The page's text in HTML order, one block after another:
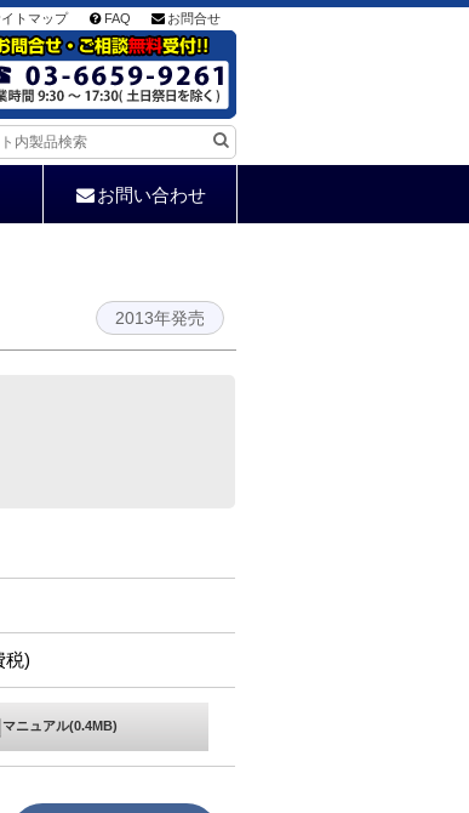
トマップ FAQ お問合せ
お問い合わせ
2013年発売
税)
マニュアル(0.4MB)